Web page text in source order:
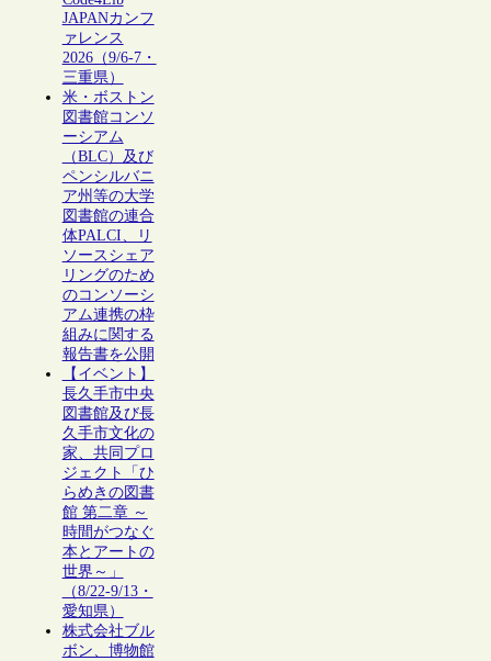
JAPANカンフ
ァレンス
2026（9/6-7・
三重県）
米・ボストン
図書館コンソ
ーシアム
（BLC）及び
ペンシルバニ
ア州等の大学
図書館の連合
体PALCI、リ
ソースシェア
リングのため
のコンソーシ
アム連携の枠
組みに関する
報告書を公開
【イベント】
長久手市中央
図書館及び長
久手市文化の
家、共同プロ
ジェクト「ひ
らめきの図書
館 第二章 ～
時間がつなぐ
本とアートの
世界～」
（8/22-9/13・
愛知県）
株式会社ブル
ボン、博物館